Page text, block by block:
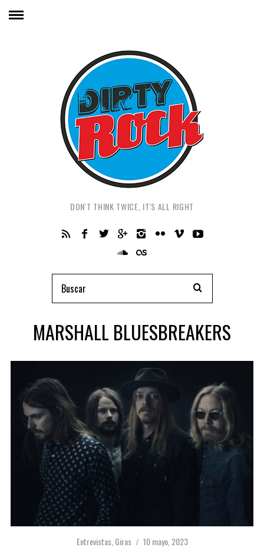
DON'T THINK TWICE, IT'S ALL RIGHT
MARSHALL BLUESBREAKERS
Entrevistas, Giras 10 mayo, 2023